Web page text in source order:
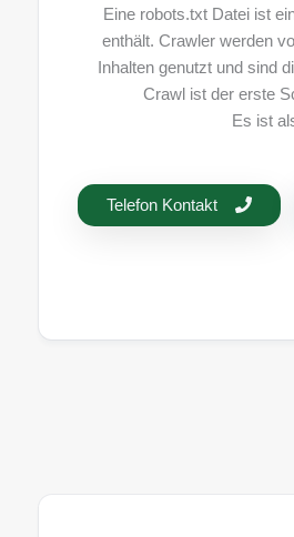
Eine robots.txt Datei ist
enthält. Crawler werden
Inhalten genutzt und sind
Crawl ist der erste
Es ist
Telefon Kontakt